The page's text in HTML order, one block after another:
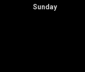
Sunday